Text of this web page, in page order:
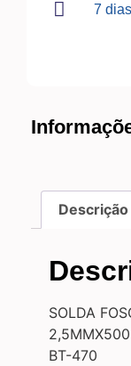
7
Descrição
SOLDA
BT-470